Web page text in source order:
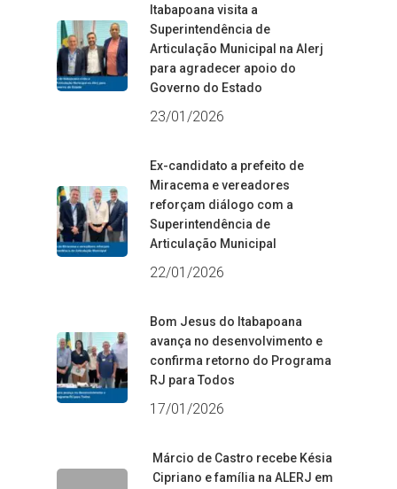
Itabapoana visita a
Superintendência de
Articulação Municipal na Alerj
para agradecer apoio do
Governo do Estado
23/01/2026
Ex-candidato a prefeito de
Miracema e vereadores
reforçam diálogo com a
Superintendência de
Articulação Municipal
22/01/2026
Bom Jesus do Itabapoana
avança no desenvolvimento e
confirma retorno do Programa
RJ para Todos
17/01/2026
Márcio de Castro recebe Késia
Cipriano e família na ALERJ em